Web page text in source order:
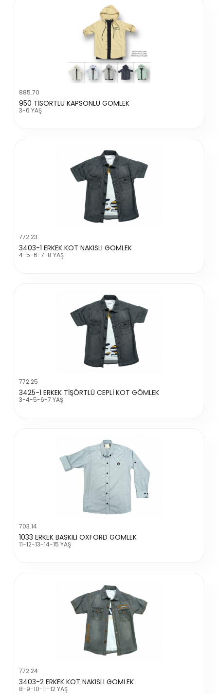
885.70
950 TİSORTLU KAPSONLU GOMLEK
3-6 YAŞ
772.23
3403-1 ERKEK KOT NAKISLI GOMLEK
4-5-6-7-8 YAŞ
772.25
3425-1 ERKEK TİŞÖRTLÜ CEPLİ KOT GÖMLEK
3-4-5-6-7 YAŞ
703.14
1033 ERKEK BASKILI OXFORD GÖMLEK
11-12-13-14-15 YAŞ
772.24
3403-2 ERKEK KOT NAKISLI GOMLEK
8-9-10-11-12 YAŞ